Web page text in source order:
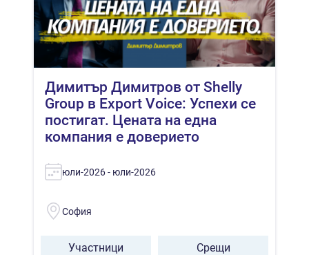
Димитър Димитров от Shelly
Group в Export Voice: Успехи се
постигат. Цената на една
компания е доверието
юли-2026 - юли-2026
София
Участници Срещи